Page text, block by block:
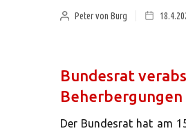
Peter von Burg
Bundesrat
Beherbergungen
Der Bundesrat hat am